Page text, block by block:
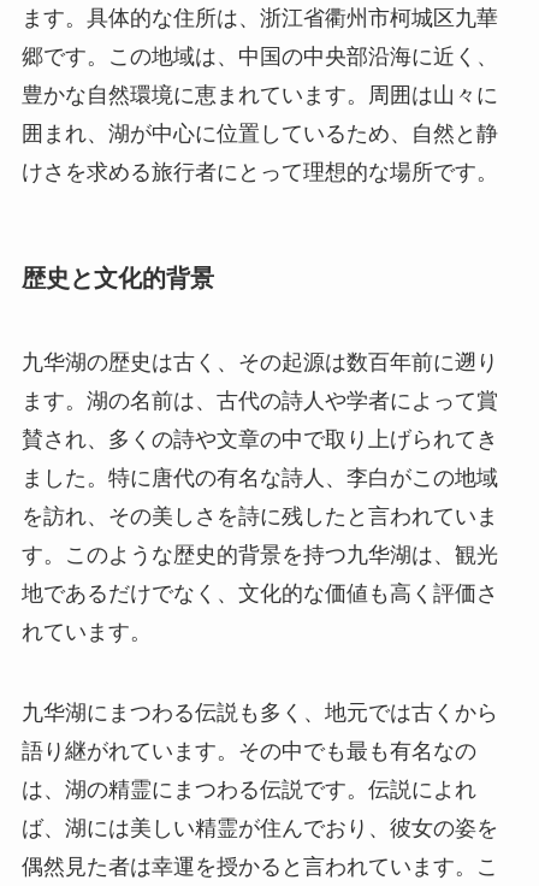
ます。具体的な住所は、浙江省衢州市柯城区九華
郷です。この地域は、中国の中央部沿海に近く、
豊かな自然環境に恵まれています。周囲は山々に
囲まれ、湖が中心に位置しているため、自然と静
けさを求める旅行者にとって理想的な場所です。
歴史と文化的背景
九华湖の歴史は古く、その起源は数百年前に遡り
ます。湖の名前は、古代の詩人や学者によって賞
賛され、多くの詩や文章の中で取り上げられてき
ました。特に唐代の有名な詩人、李白がこの地域
を訪れ、その美しさを詩に残したと言われていま
す。このような歴史的背景を持つ九华湖は、観光
地であるだけでなく、文化的な価値も高く評価さ
れています。
九华湖にまつわる伝説も多く、地元では古くから
語り継がれています。その中でも最も有名なの
は、湖の精霊にまつわる伝説です。伝説によれ
ば、湖には美しい精霊が住んでおり、彼女の姿を
偶然見た者は幸運を授かると言われています。こ